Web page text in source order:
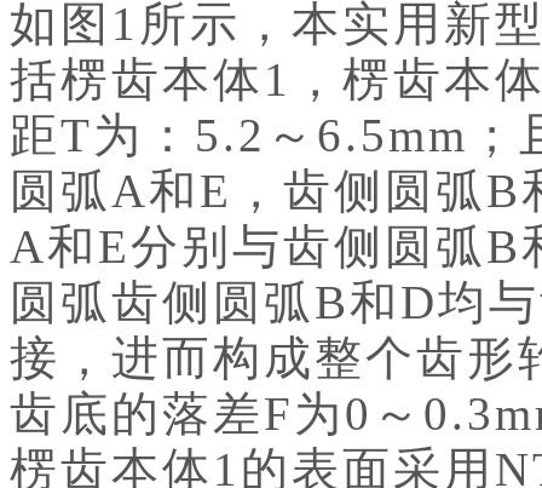
如图1所示，本实用新
括楞齿本体1，楞齿本
距T为：5.2～6.5mm
圆弧A和E，齿侧圆弧
A和E分别与齿侧圆弧
圆弧齿侧圆弧B和D均
接，进而构成整个齿形
齿底的落差F为0～
楞齿本体1的表面采用